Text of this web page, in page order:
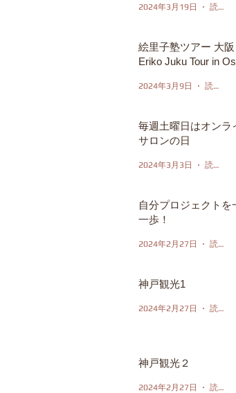
2024年3月19日 読了時間: 1分
絵里子塾ツアー 大阪
Eriko Juku Tour in
2024年3月9日 読了時間: 1分
毎週土曜日はオンラ
サロンの日
2024年3月3日 読了時間: 1分
自分プロジェクトを
一歩！
2024年2月27日 読了時間: 1分
神戸観光1
2024年2月27日 読了時間: 1分
神戸観光２
2024年2月27日 読了時間: 1分